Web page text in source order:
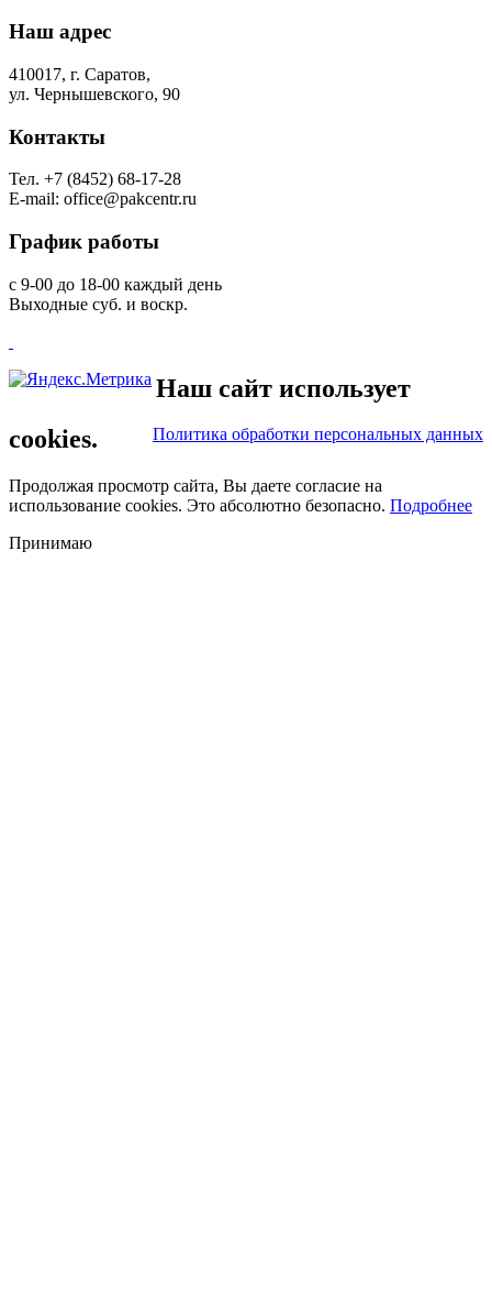
Наш адрес
410017, г. Саратов,
ул. Чернышевского, 90
Контакты
Тел. +7 (8452) 68-17-28
E-mail: office@pakcentr.ru
График работы
с 9-00 до 18-00 каждый день
Выходные суб. и воскр.
Политика обработки персональных данных
Наш сайт использует
cookies.
Продолжая просмотр сайта, Вы даете согласие на
использование cookies. Это абсолютно безопасно. Подробнее
Принимаю